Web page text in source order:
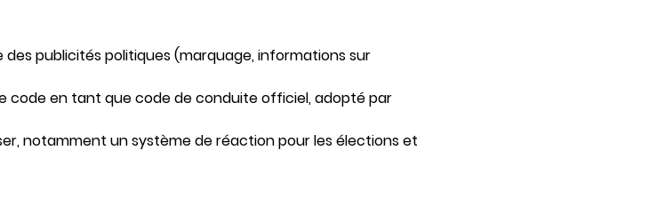
publicités politiques (marquage, informations sur
code en tant que code de conduite officiel, adopté par
notamment un système de réaction pour les élections et